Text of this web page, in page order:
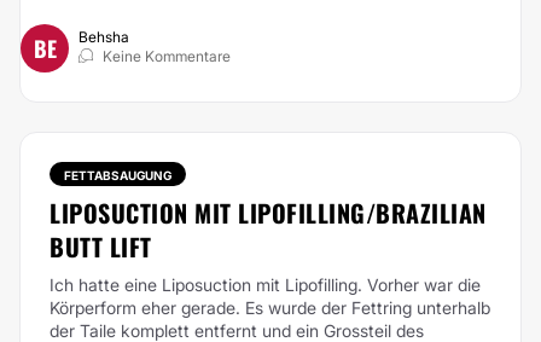
BE
Behsha
Keine Kommentare
FETTABSAUGUNG
LIPOSUCTION MIT LIPOFILLING/BRAZILIAN
BUTT LIFT
Ich hatte eine Liposuction mit Lipofilling. Vorher war die
Körperform eher gerade. Es wurde der Fettring unterhalb
der Taile komplett entfernt und ein Grossteil des